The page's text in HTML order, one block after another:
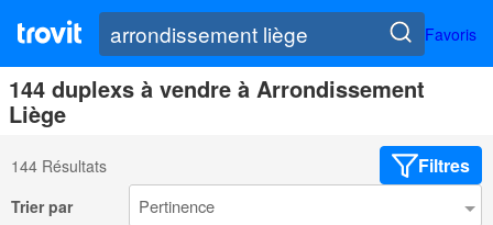
Favoris
144 duplexs à vendre à Arrondissement
Liège
144 Résultats Filtres
Trier par